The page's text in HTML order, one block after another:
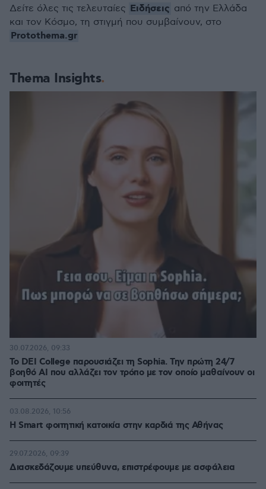
Thema Insights
Το DEI College παρουσιάζει τη Sophia. Την πρώτη 24/7
βοηθό AI που αλλάζει τον τρόπο με τον οποίο μαθαίνουν οι
φοιτητές
30.07.2026, 09:33
Η Smart φοιτητική κατοικία στην καρδιά της Αθήνας
03.08.2026, 10:56
Διασκεδάζουμε υπεύθυνα, επιστρέφουμε με ασφάλεια
29.07.2026, 09:39
Δείτε όλες τις τελευταίες Ειδήσεις από την Ελλάδα
και τον Κόσμο, τη στιγμή που συμβαίνουν, στο
Protothema.gr